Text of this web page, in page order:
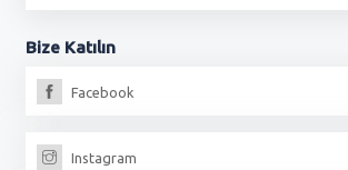
Bize Katılın
Facebook
Instagram